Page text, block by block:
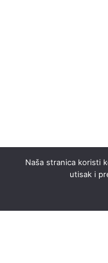
Naša stranica koristi
utisak i